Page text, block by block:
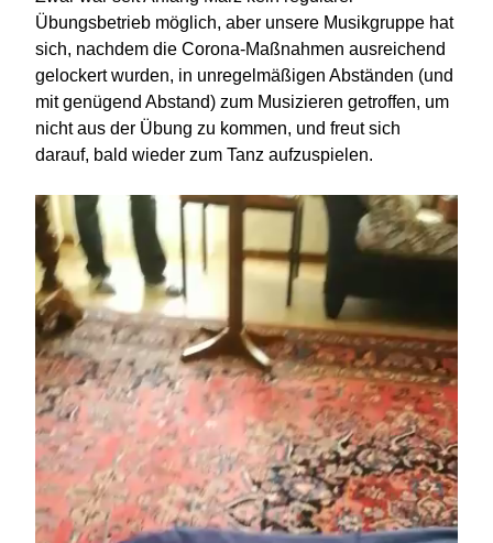
Übungsbetrieb möglich, aber unsere Musikgruppe hat
sich, nachdem die Corona-Maßnahmen ausreichend
gelockert wurden, in unregelmäßigen Abständen (und
mit genügend Abstand) zum Musizieren getroffen, um
nicht aus der Übung zu kommen, und freut sich
darauf, bald wieder zum Tanz aufzuspielen.